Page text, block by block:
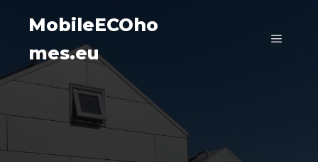
MobileECOho
mes.eu